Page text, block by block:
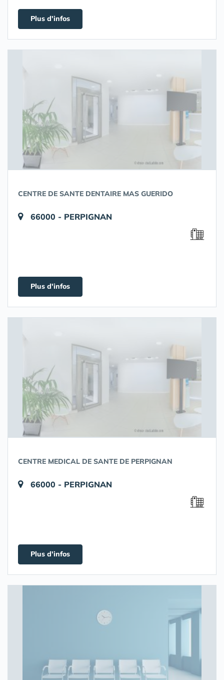
Plus d'infos
CENTRE DE SANTE DENTAIRE MAS GUERIDO
66000 - PERPIGNAN
Plus d'infos
CENTRE MEDICAL DE SANTE DE PERPIGNAN
66000 - PERPIGNAN
Plus d'infos